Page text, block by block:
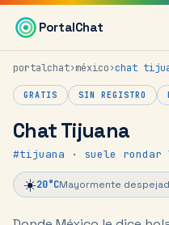
Saltar al contenido
PortalChat
portalchat›méxico›chat
GRATIS SIN REGISTRO
Chat Tijuana
#tijuana · suele rondar
☀️20°CMayormente